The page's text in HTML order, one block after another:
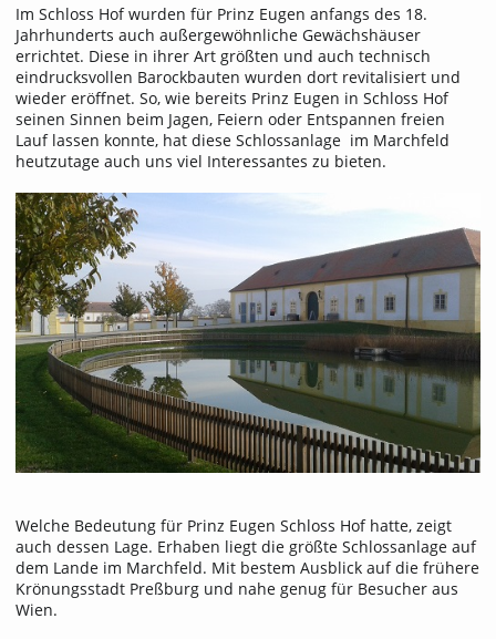
Im Schloss Hof wurden für Prinz Eugen anfangs des 18.
Jahrhunderts auch außergewöhnliche Gewächshäuser
errichtet. Diese in ihrer Art größten und auch technisch
eindrucksvollen Barockbauten wurden dort revitalisiert und
wieder eröffnet. So, wie bereits Prinz Eugen in Schloss Hof
seinen Sinnen beim Jagen, Feiern oder Entspannen freien
Lauf lassen konnte, hat diese Schlossanlage im Marchfeld
heutzutage auch uns viel Interessantes zu bieten.
Welche Bedeutung für Prinz Eugen Schloss Hof hatte, zeigt
auch dessen Lage. Erhaben liegt die größte Schlossanlage auf
dem Lande im Marchfeld. Mit bestem Ausblick auf die frühere
Krönungsstadt Preßburg und nahe genug für Besucher aus
Wien.